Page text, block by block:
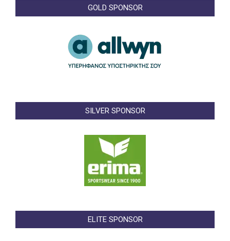
GOLD SPONSOR
SILVER SPONSOR
ELITE SPONSOR